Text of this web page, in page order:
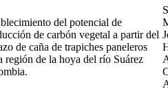
del potencial de
de carbón vegetal a partir del
de caña de trapiches paneleros
región de la hoya del río Suárez